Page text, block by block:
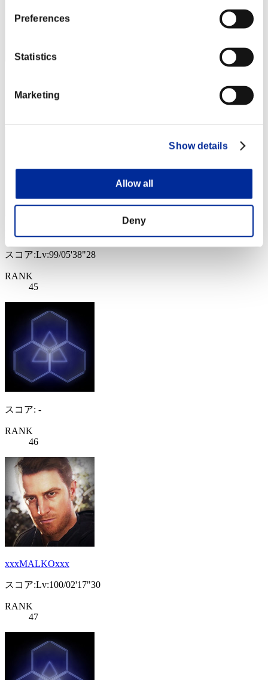
Preferences
Statistics
Marketing
Show details
Allow all
Deny
RANK
TlHAlRST
スコア:Lv:99/05'38"28
RANK
45
スコア: -
RANK
46
xxxMALKOxxx
スコア:Lv:100/02'17"30
RANK
47